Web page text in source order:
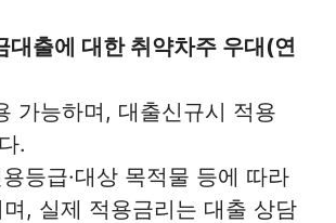
출에 대한 취약차주 우대(연
능하며, 대출신규시 적용
.
등급·대상 목적물 등에 따라
, 실제 적용금리는 대출 상담